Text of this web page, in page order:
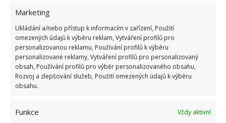
Marketing
Ukládání a/nebo přístup k informacím v zařízení, Použití
omezených údajů k výběru reklam, Vytváření profilů pro
personalizovanou reklamu, Používání profilů k výběru
personalizované reklamy, Vytváření profilů pro personalizovaný
obsah, Používání profilů pro výběr personalizovaného obsahu,
Rozvoj a zlepšování služeb, Použití omezených údajů k výběru
obsahu.
Funkce
Vždy aktivní
Kdo je zažil, bez problému získá 12 ze 12 bodů
12.5.2026
Test znalostí o každodenní realitě za